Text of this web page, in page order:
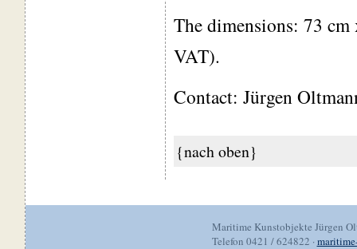
The dimensions: 73
VAT).
Contact: Jürgen
{nach oben}
Maritime Kunstobjekte Jürgen
Telefon 0421 / 624822 ·